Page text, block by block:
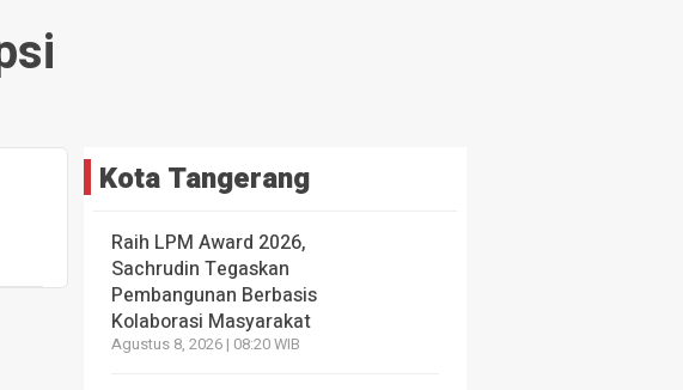
Kota Tangerang
Raih LPM Award 2026,
Sachrudin Tegaskan
Pembangunan Berbasis
Kolaborasi Masyarakat
Agustus 8, 2026 | 08:20 WIB